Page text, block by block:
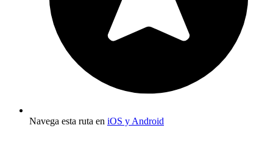
Navega esta ruta en iOS y Android